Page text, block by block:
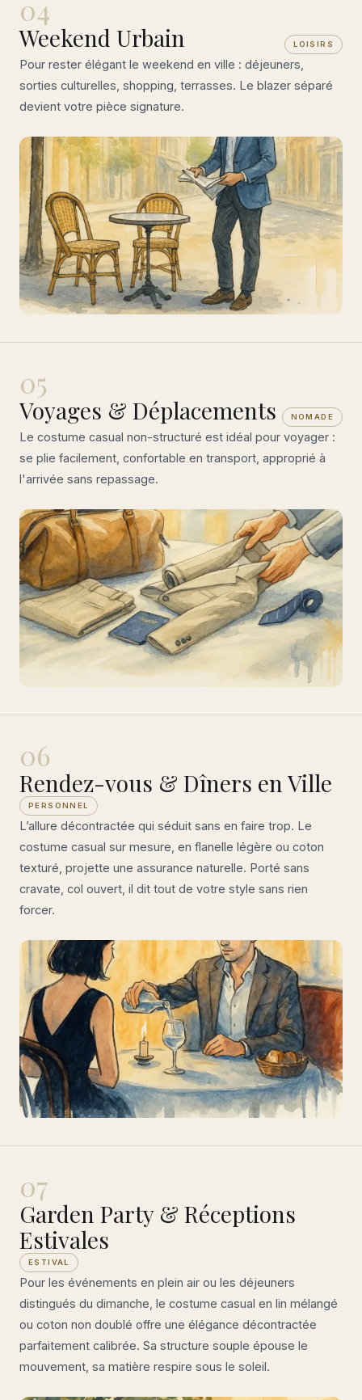
04
Weekend Urbain LOISIRS
Pour rester élégant le weekend en ville : déjeuners,
sorties culturelles, shopping, terrasses. Le blazer séparé
devient votre pièce signature.
05
Voyages & Déplacements NOMADE
Le costume casual non-structuré est idéal pour voyager :
se plie facilement, confortable en transport, approprié à
l'arrivée sans repassage.
06
Rendez-vous & Dîners en Ville
PERSONNEL
L’allure décontractée qui séduit sans en faire trop. Le
costume casual sur mesure, en flanelle légère ou coton
texturé, projette une assurance naturelle. Porté sans
cravate, col ouvert, il dit tout de votre style sans rien
forcer.
07
Garden Party & Réceptions
Estivales
ESTIVAL
Pour les événements en plein air ou les déjeuners
distingués du dimanche, le costume casual en lin mélangé
ou coton non doublé offre une élégance décontractée
parfaitement calibrée. Sa structure souple épouse le
mouvement, sa matière respire sous le soleil.